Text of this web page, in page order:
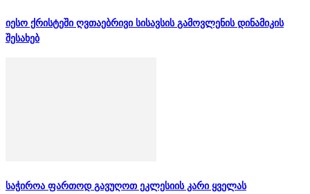
იესო ქრისტეში ღვთაებრივი სისავსის გამოვლენის დინამიკის
შესახებ
საჭიროა ფართოდ გავუღოთ ეკლესიის კარი ყველას